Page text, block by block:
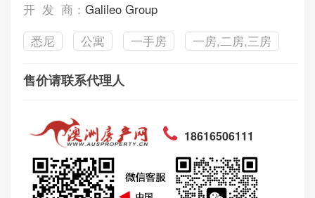
开 发 商： Galileo Group
悉尼
公寓 一手房 一房,二房,三房
售价请联系代理人
18616506111